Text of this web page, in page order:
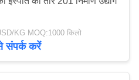
KG MOQ:1000 किलो
संपर्क करें